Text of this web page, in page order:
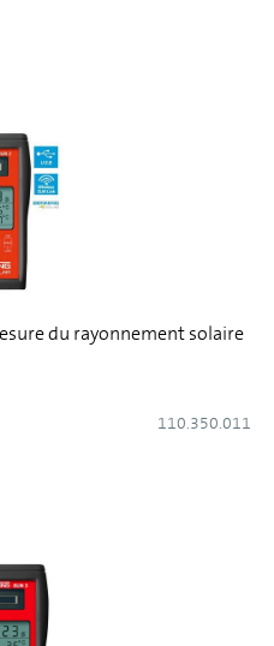
du rayonnement solaire
110.350.011